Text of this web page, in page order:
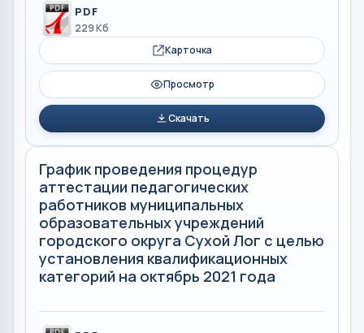
PDF
229 Кб
Карточка
Просмотр
Скачать
График проведения процедур
аттестации педагогических
работников муниципальных
образовательных учреждений
городского округа Сухой Лог с целью
установления квалификационных
категорий на октябрь 2021 года